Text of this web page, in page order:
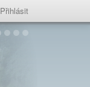
Přihlásit